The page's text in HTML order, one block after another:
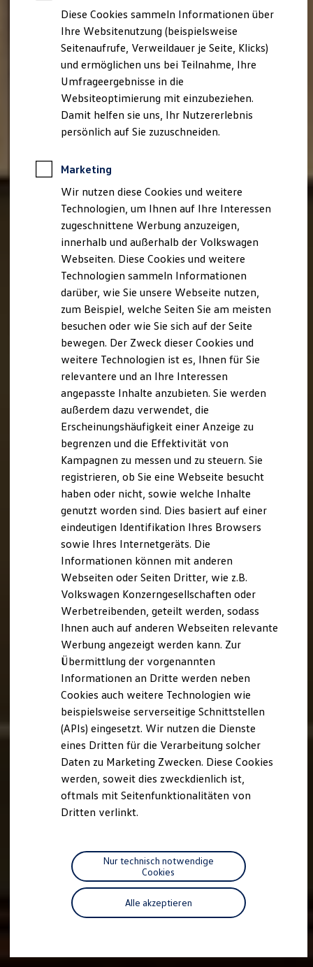
Behörden
Direktkunden
Sonderfahrzeuge
Anpfiff zum Gewinn
Elektromobilität
Elektroautos
ID. Tutorials
Elektrofahrzeugkonzepte
ID. EVERY1
Reichweite
Rekuperation
Laden unterwegs
Laden Zuhause
Ladestationen finden
Ladezeitensimulator
Batterie
Sicherheit
Nachhaltigkeit
Technologie
Kosten und Kauf
Verbrauchskosten
Kaufoptionen
E-Auto-Förderung
Software und Konnektivität
Die ID. Software 6
ID. Software Versionen und Updates
Digitale Extras
Schnittstellen zu Ihrem ID.
Marke und Erlebnis
Volkswagen R und R Experience
R-Modelle
R Experience
Driving Experience
Volkswagen entdecken
Werkbesichtigung
Lifestyle Shop
T-Roc Kollektion
Golf Kollektion
Volkswagen Kollektion
R-Kollektion
GTI Kollektion
Fußball Drop
we drive football
#wedriveproud
Besitzer und Service
myVolkswagen
Software Updates
Service und Ersatzteile
Inspektion und HU/AU
Reparaturen und Checks
Motorenöl und Flüssigkeiten
Räder und Reifen
Pannen- und Unfallhilfe
Economy Service
Volkswagen Teile
Zubehör
Modellspezifisches Zubehör
Individualisieren
Wallbox und Ladekabel
Digitale Extras
Dienste für Ihr Modell finden
Volkswagen Apps, Login und Shop
Handy und Fahrzeug verbinden
Vorgängermodelle
Diese Cookies sammeln Informationen über
Ihre Websitenutzung (beispielsweise
Seitenaufrufe, Verweildauer je Seite, Klicks)
und ermöglichen uns bei Teilnahme, Ihre
Umfrageergebnisse in die
Websiteoptimierung mit einzubeziehen.
Damit helfen sie uns, Ihr Nutzererlebnis
persönlich auf Sie zuzuschneiden.
Marketing
Wir nutzen diese Cookies und weitere
Technologien, um Ihnen auf Ihre Interessen
zugeschnittene Werbung anzuzeigen,
innerhalb und außerhalb der Volkswagen
Webseiten. Diese Cookies und weitere
Technologien sammeln Informationen
darüber, wie Sie unsere Webseite nutzen,
zum Beispiel, welche Seiten Sie am meisten
besuchen oder wie Sie sich auf der Seite
bewegen. Der Zweck dieser Cookies und
weitere Technologien ist es, Ihnen für Sie
relevantere und an Ihre Interessen
angepasste Inhalte anzubieten. Sie werden
außerdem dazu verwendet, die
Erscheinungshäufigkeit einer Anzeige zu
begrenzen und die Effektivität von
Kampagnen zu messen und zu steuern. Sie
registrieren, ob Sie eine Webseite besucht
haben oder nicht, sowie welche Inhalte
genutzt worden sind. Dies basiert auf einer
eindeutigen Identifikation Ihres Browsers
sowie Ihres Internetgeräts. Die
Informationen können mit anderen
Webseiten oder Seiten Dritter, wie z.B.
Volkswagen Konzerngesellschaften oder
Werbetreibenden, geteilt werden, sodass
Ihnen auch auf anderen Webseiten relevante
Werbung angezeigt werden kann. Zur
Übermittlung der vorgenannten
Informationen an Dritte werden neben
Cookies auch weitere Technologien wie
beispielsweise serverseitige Schnittstellen
(APIs) eingesetzt. Wir nutzen die Dienste
eines Dritten für die Verarbeitung solcher
Daten zu Marketing Zwecken. Diese Cookies
werden, soweit dies zweckdienlich ist,
oftmals mit Seitenfunktionalitäten von
Dritten verlinkt.
Alle akzeptieren
Nur technisch notwendige
Cookies